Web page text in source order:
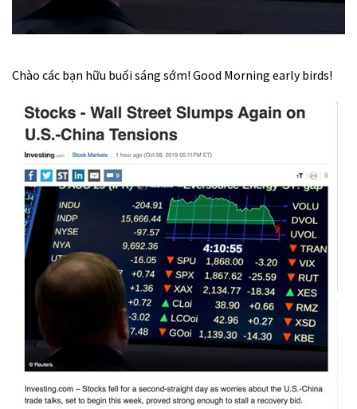
Chào các bạn hữu buổi sáng sớm! Good Morning early birds!